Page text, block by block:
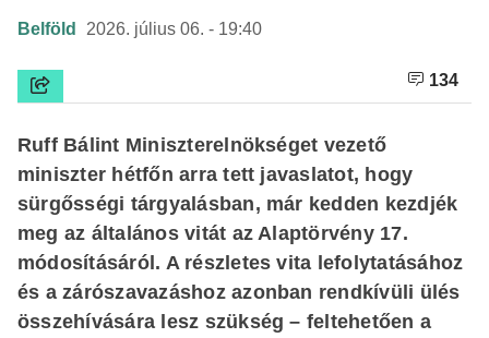
Belföld 2026. július 06. - 19:40
134
Ruff Bálint Miniszterelnökséget vezető
miniszter hétfőn arra tett javaslatot, hogy
sürgősségi tárgyalásban, már kedden kezdjék
meg az általános vitát az Alaptörvény 17.
módosításáról. A részletes vita lefolytatásához
és a zárószavazáshoz azonban rendkívüli ülés
összehívására lesz szükség – feltehetően a